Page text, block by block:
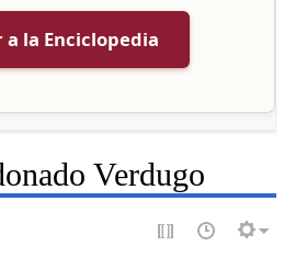
la Enciclopedia
Verdugo